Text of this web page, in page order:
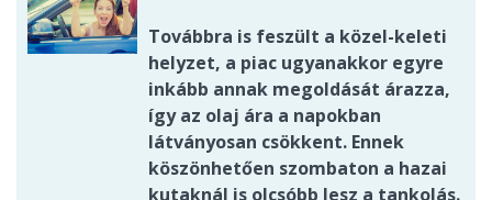
Továbbra is feszült a közel-keleti
helyzet, a piac ugyanakkor egyre
inkább annak megoldását árazza,
így az olaj ára a napokban
látványosan csökkent. Ennek
köszönhetően szombaton a hazai
kutaknál is olcsóbb lesz a tankolás.